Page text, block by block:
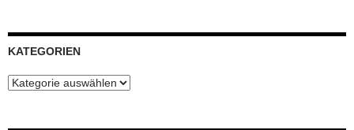
KATEGORIEN
Kategorien